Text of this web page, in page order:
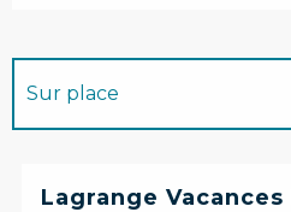
Sur place
Lagrange